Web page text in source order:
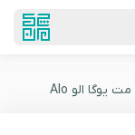
مت یوگا الو Alo